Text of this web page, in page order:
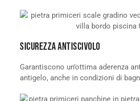
SICUREZZA ANTISCIVOLO
Garantiscono un’ottima aderenza
antigelo, anche in condizioni di